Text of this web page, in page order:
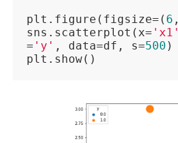
plt.figure(figsize=( 6 ,
sns.scatterplot(x= 'x1'
= 'y' , data=df, s=500 )
plt.show()